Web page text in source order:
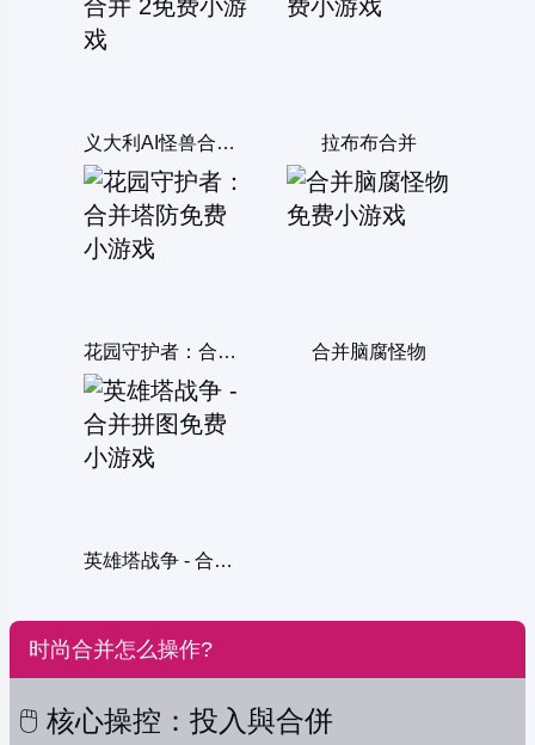
义大利AI怪兽合并 2 拉布布合并
花园守护者：合并塔防 合并脑腐怪物
英雄塔战争 - 合并拼图
时尚合并怎么操作?
🖱️ 核心操控：投入與合併